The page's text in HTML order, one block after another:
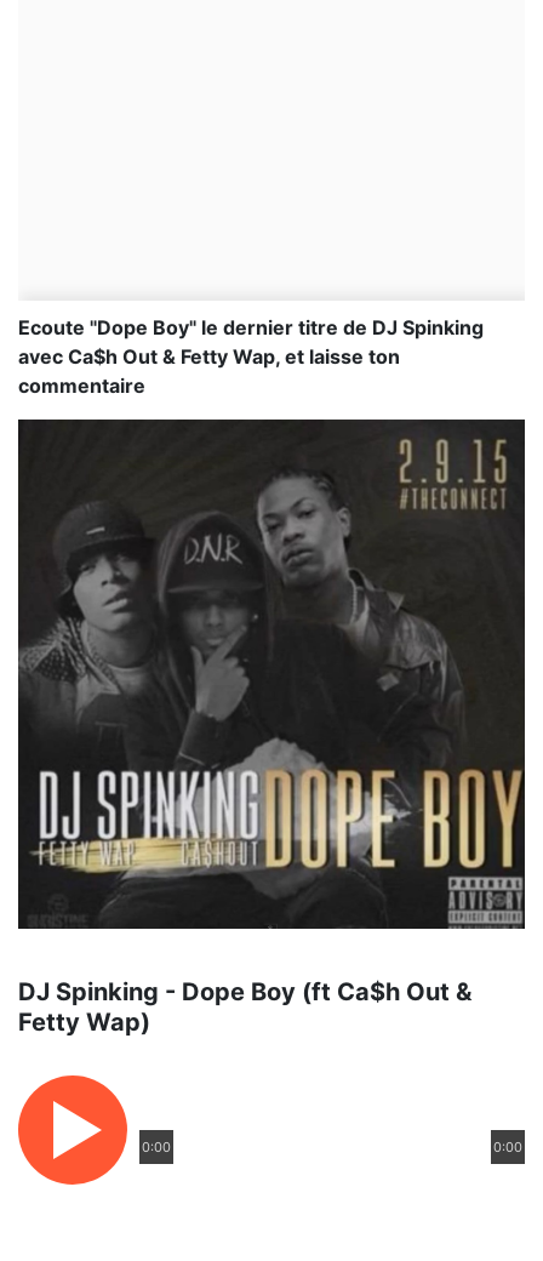
Ecoute "Dope Boy" le dernier titre de DJ Spinking
avec Ca$h Out & Fetty Wap, et laisse ton
commentaire
DJ Spinking - Dope Boy (ft Ca$h Out &
Fetty Wap)
0:00 0:00